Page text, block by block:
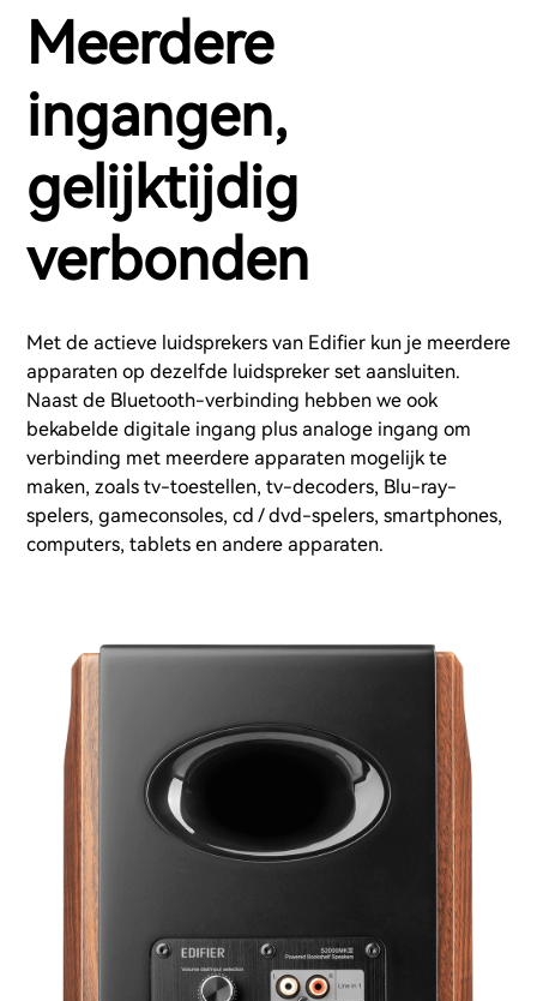
Meerdere
ingangen,
gelijktijdig
verbonden
Met de actieve luidsprekers van Edifier kun je meerdere
apparaten op dezelfde luidspreker set aansluiten.
Naast de Bluetooth-verbinding hebben we ook
bekabelde digitale ingang plus analoge ingang om
verbinding met meerdere apparaten mogelijk te
maken, zoals tv-toestellen, tv-decoders, Blu-ray-
spelers, gameconsoles, cd / dvd-spelers, smartphones,
computers, tablets en andere apparaten.